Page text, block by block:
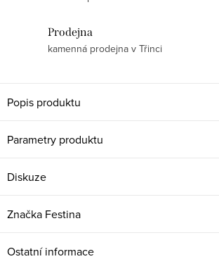
Prodejna
kamenná prodejna v Třinci
Popis produktu
Parametry produktu
Diskuze
Značka Festina
Ostatní informace